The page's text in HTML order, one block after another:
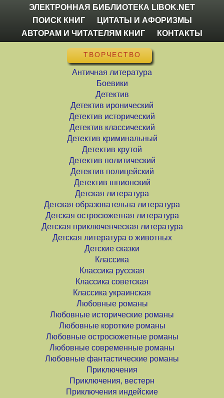
ЭЛЕКТРОННАЯ БИБЛИОТЕКА LIBOK.NET
ПОИСК КНИГ
ЦИТАТЫ И АФОРИЗМЫ
АВТОРАМ И ЧИТАТЕЛЯМ КНИГ
КОНТАКТЫ
ТВОРЧЕСТВО
Античная литература
Боевики
Детектив
Детектив иронический
Детектив исторический
Детектив классический
Детектив криминальный
Детектив крутой
Детектив политический
Детектив полицейский
Детектив шпионский
Детская литература
Детская образовательна литература
Детская остросюжетная литература
Детская приключенческая литература
Детская литература о животных
Детские сказки
Классика
Классика русская
Классика советская
Классика украинская
Любовные романы
Любовные исторические романы
Любовные короткие романы
Любовные остросюжетные романы
Любовные современные романы
Любовные фантастические романы
Приключения
Приключения, вестерн
Приключения индейские